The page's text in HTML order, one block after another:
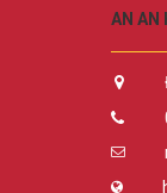
AN AN